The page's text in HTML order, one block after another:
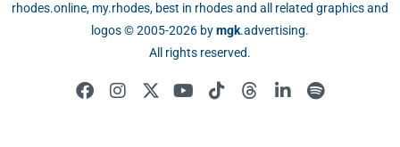
rhodes.online, my.rhodes, best in rhodes and all related graphics and
logos © 2005-2026 bymgk.advertising.
All rights reserved.